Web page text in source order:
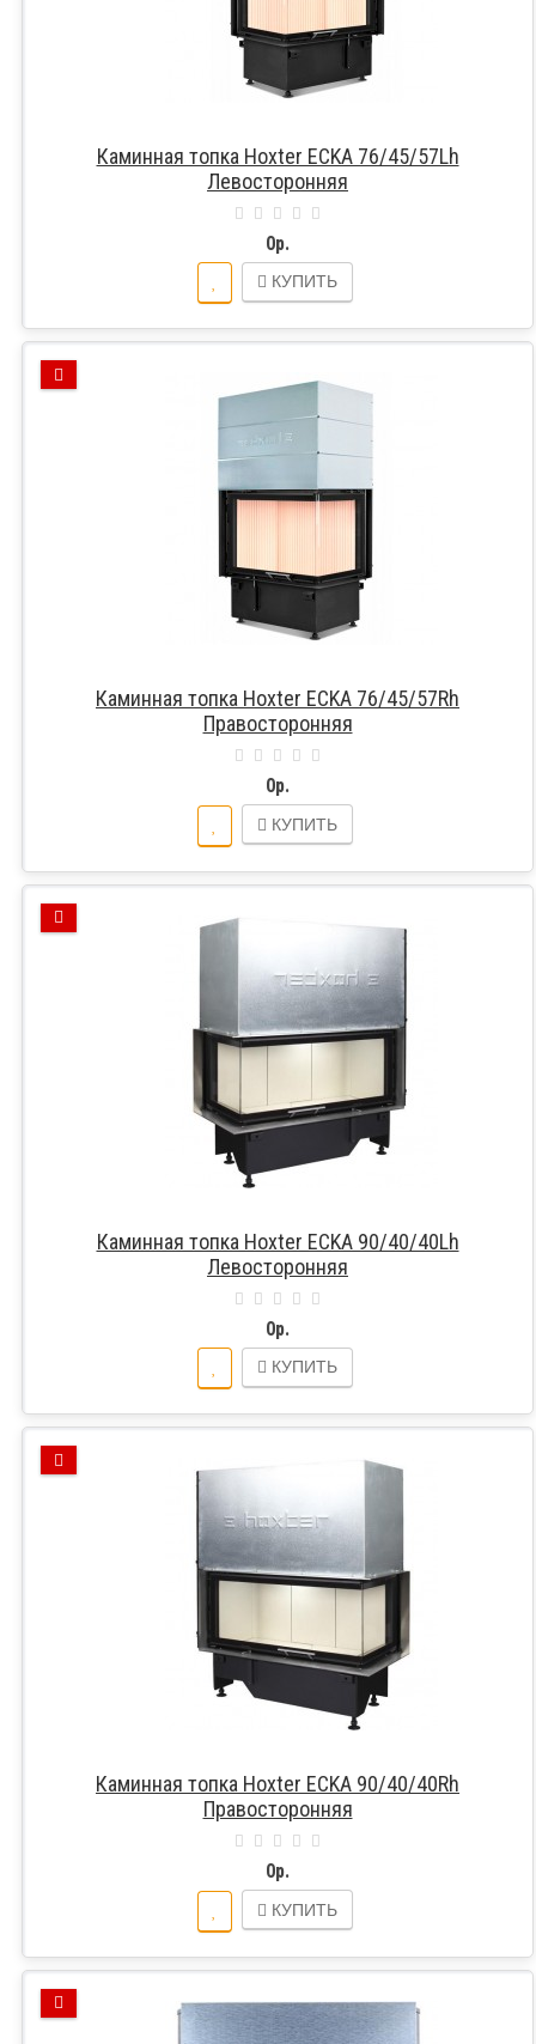
Каминная топка Hoxter ECKA 76/45/57Lh
Левосторонняя
0р.
КУПИТЬ
Каминная топка Hoxter ECKA 76/45/57Rh
Правосторонняя
0р.
КУПИТЬ
Каминная топка Hoxter ECKA 90/40/40Lh
Левосторонняя
0р.
КУПИТЬ
Каминная топка Hoxter ECKA 90/40/40Rh
Правосторонняя
0р.
КУПИТЬ